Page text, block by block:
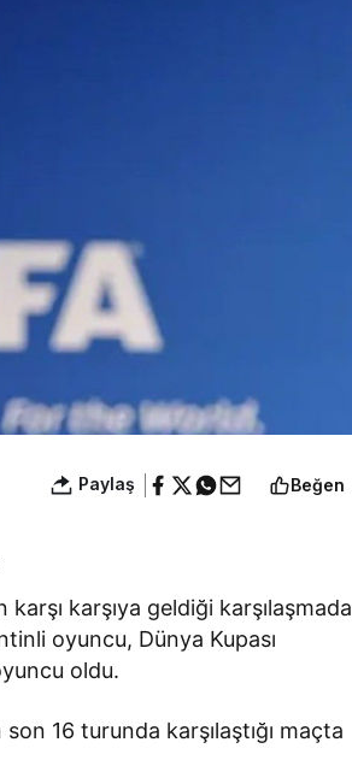
Paylaş Beğen
karşı karşıya geldiği karşılaşmada
oyuncu, Dünya Kupası
oldu.
son 16 turunda karşılaştığı maçta